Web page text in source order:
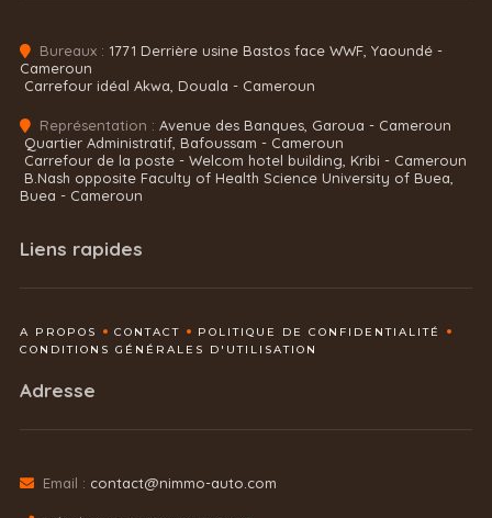
Bureaux : 1771 Derrière usine Bastos face WWF, Yaoundé -
Cameroun
Carrefour idéal Akwa, Douala - Cameroun
Représentation : Avenue des Banques, Garoua - Cameroun
Quartier Administratif, Bafoussam - Cameroun
Carrefour de la poste - Welcom hotel building, Kribi - Cameroun
B.Nash opposite Faculty of Health Science University of Buea,
Buea - Cameroun
Liens rapides
A PROPOS CONTACT
POLITIQUE DE CONFIDENTIALITÉ
CONDITIONS GÉNÉRALES D'UTILISATION
Adresse
Email : contact@nimmo-auto.com